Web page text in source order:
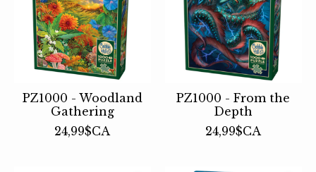
PZ1000 - Woodland
Gathering
24,99$CA
PZ1000 - From the
Depth
24,99$CA